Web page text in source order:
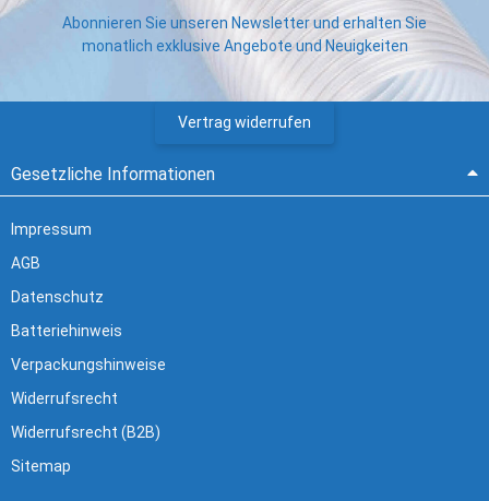
Abonnieren Sie unseren Newsletter und erhalten Sie
monatlich exklusive Angebote und Neuigkeiten
Vertrag widerrufen
Gesetzliche Informationen
Impressum
AGB
Datenschutz
Batteriehinweis
Verpackungshinweise
Widerrufsrecht
Widerrufsrecht (B2B)
Sitemap